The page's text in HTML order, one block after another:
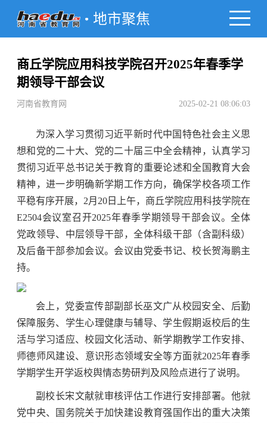
地市聚焦
商丘学院应用科技学院召开2025年春季学
期领导干部会议
河南省教育网 2025-02-21 08:06:03
为深入学习贯彻习近平新时代中国特色社会主义思
想和党的二十大、党的二十届三中全会精神，认真学习
贯彻习近平总书记关于教育的重要论述和全国教育大会
精神，进一步明确新学期工作方向，确保学校各项工作
平稳有序开展，2月20日上午，商丘学院应用科技学院在
E2504会议室召开2025年春季学期领导干部会议。全体
党政领导、中层领导干部，全体科级干部（含副科级）
及后备干部参加会议。会议由党委书记、校长贺海鹏主
持。
会上，党委宣传部副部长巫文广从校园安全、后勤
保障服务、学生心理健康与辅导、学生假期返校后的生
活与学习适应、校园文化活动、新学期教学工作安排、
师德师风建设、意识形态领域安全等方面就2025年春季
学期学生开学返校舆情态势研判及风险点进行了说明。
副校长宋文献就审核评估工作进行安排部署。他就
党中央、国务院关于加快建设教育强国作出的重大决策